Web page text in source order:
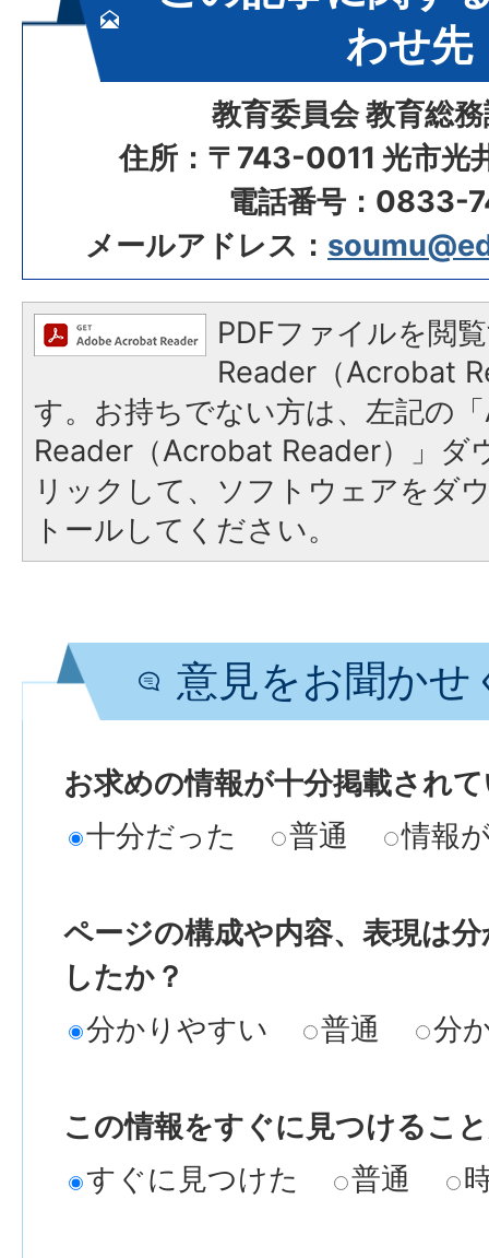
わせ先
教育委員会 教育総
住所：〒743-0011 光市光
電話番号：0833-
メールアドレス：
PDFファイルを閲
Reader（Acrobat
す。お持ちでない方は、左記の
Reader（Acrobat Reader）」ダ
リックして、ソフトウェアをダ
トールしてください。
意見をお聞かせ
お求めの情報が十分掲載され
十分だった
普通 情報
ページの構成や内容、表現は
したか？
分かりやすい
普通 分
この情報をすぐに見つけるこ
すぐに見つけた
普通